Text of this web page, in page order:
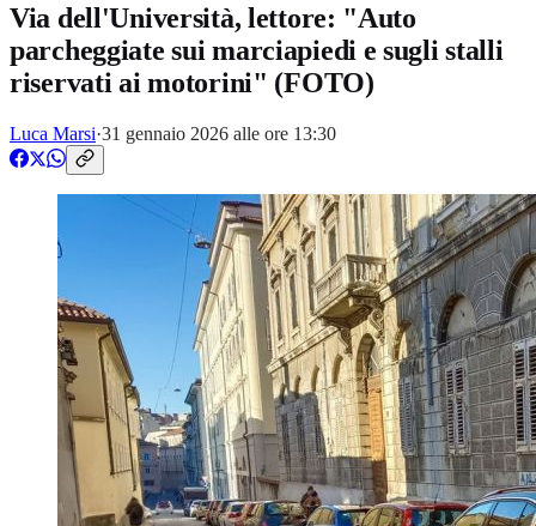
Via dell'Università, lettore: "Auto
parcheggiate sui marciapiedi e sugli stalli
riservati ai motorini" (FOTO)
Luca Marsi·31 gennaio 2026 alle ore 13:30